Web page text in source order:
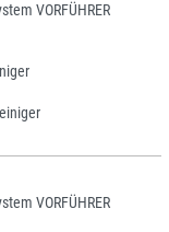
VORFÜHRER
VORFÜHRER